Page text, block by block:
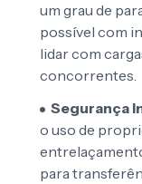
um grau de
possível com
lidar com
concorrentes.
Segurança
o uso de
para